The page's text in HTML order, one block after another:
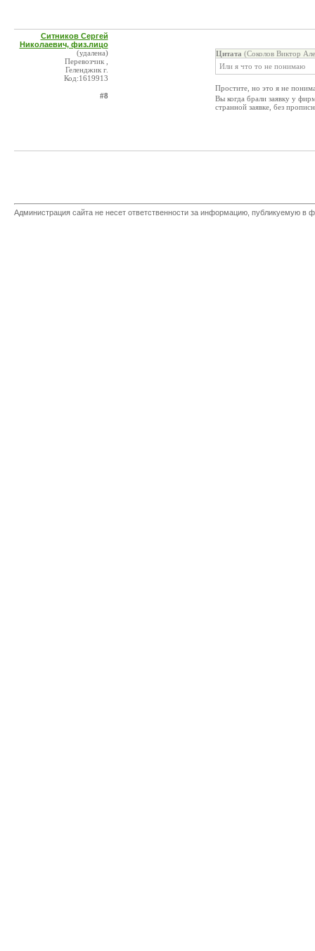
Ситников Сергей
Николаевич, физ.лицо
(удалена)
Перевозчик ,
Геленджик г.
Код:1619913
#8
Цитата (Соколов Виктор
Или я что то не понимаю
Простите, но это я не
Вы когда брали заявку у
странной заявке, без
Администрация сайта не несет ответственности за информацию, публикуемую